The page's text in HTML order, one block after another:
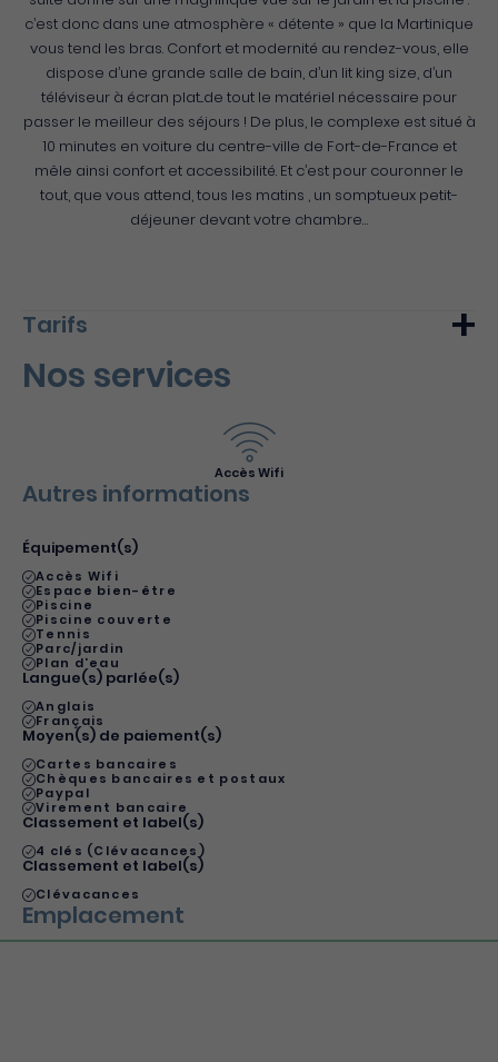
c’est donc dans une atmosphère « détente » que la Martinique
vous tend les bras. Confort et modernité au rendez-vous, elle
dispose d’une grande salle de bain, d’un lit king size, d’un
téléviseur à écran plat...de tout le matériel nécessaire pour
passer le meilleur des séjours ! De plus, le complexe est situé à
10 minutes en voiture du centre-ville de Fort-de-France et
mêle ainsi confort et accessibilité. Et c’est pour couronner le
tout, que vous attend, tous les matins , un somptueux petit-
déjeuner devant votre chambre…
Tarifs
Nos services
Accès Wifi
Autres informations
Équipement(s)
Accès Wifi
Espace bien-être
Piscine
Piscine couverte
Tennis
Parc/jardin
Plan d'eau
Langue(s) parlée(s)
Anglais
Français
Moyen(s) de paiement(s)
Cartes bancaires
Chèques bancaires et postaux
Paypal
Virement bancaire
Classement et label(s)
4 clés (Clévacances)
Classement et label(s)
Clévacances
Emplacement